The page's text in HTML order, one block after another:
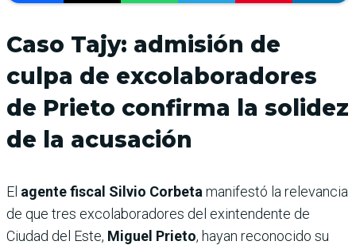
Caso Tajy: admisión de
culpa de excolaboradores
de Prieto confirma la solidez
de la acusación
El agente fiscal Silvio Corbeta manifestó la relevancia
de que tres excolaboradores del exintendente de
Ciudad del Este, Miguel Prieto, hayan reconocido su